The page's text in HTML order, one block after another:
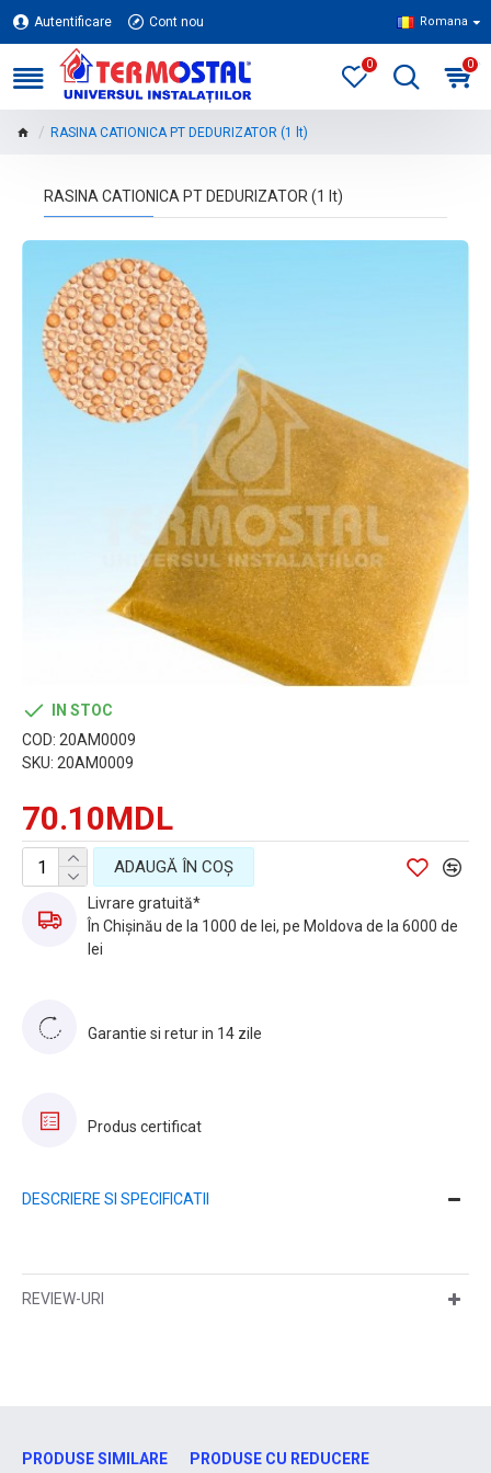
Autentificare Cont nou Romana
0 0
RASINA CATIONICA PT DEDURIZATOR (1 lt)
RASINA CATIONICA PT DEDURIZATOR (1 lt)
70.10MDL
IN STOC
COD: 20AM0009
SKU: 20AM0009
ADAUGĂ ÎN COŞ
Livrare gratuită*
În Chișinău de la 1000 de lei, pe Moldova de la 6000 de
lei
Garantie si retur in 14 zile
Produs certificat
DESCRIERE SI SPECIFICATII
REVIEW-URI
PRODUSE SIMILARE PRODUSE CU REDUCERE